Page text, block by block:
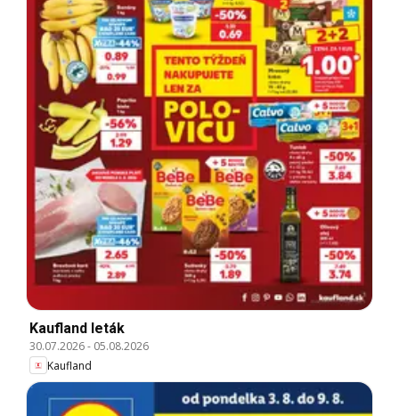
Kaufland leták
30.07.2026- 05.08.2026
Kaufland